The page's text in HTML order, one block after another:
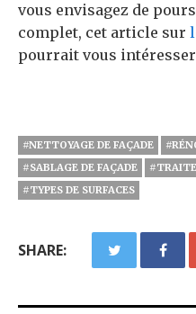
vous envisagez de
complet, cet article sur
pourrait vous
#NETTOYAGE DE FAÇADE
#SABLAGE DE FAÇADE
#TYPES DE SURFACES
SHARE: